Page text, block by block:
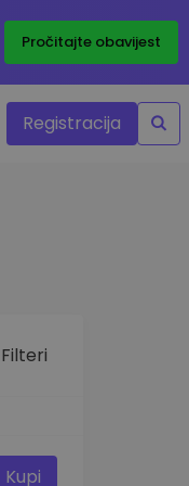
Pročitajte obavijest
Registracija
Filteri
Kupi